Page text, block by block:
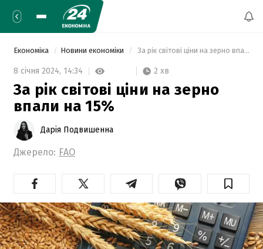
Економіка Новини економіки За рік світові ціни на зерно впали на 15%
8 січня 2024, 14:34 2 хв
За рік світові ціни на зерно
впали на 15%
Дарія Подвишенна
Джерело: FAO